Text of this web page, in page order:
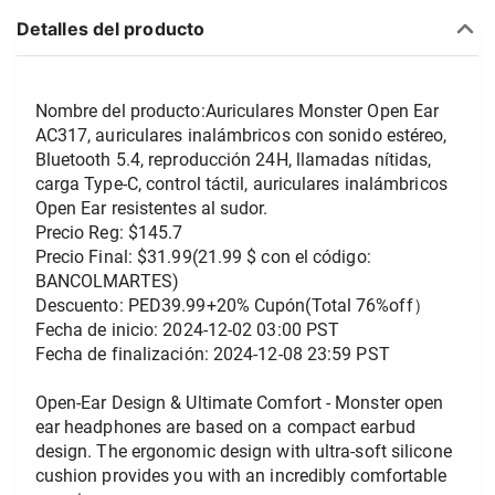
Detalles del producto
Nombre del producto:Auriculares Monster Open Ear
AC317, auriculares inalámbricos con sonido estéreo,
Bluetooth 5.4, reproducción 24H, llamadas nítidas,
carga Type-C, control táctil, auriculares inalámbricos
Open Ear resistentes al sudor.
Precio Reg: $145.7
Precio Final: $31.99(21.99 $ con el código:
BANCOLMARTES)
Descuento: PED39.99+20% Cupón(Total 76%off）
Fecha de inicio: 2024-12-02 03:00 PST
Fecha de finalización: 2024-12-08 23:59 PST
Open-Ear Design & Ultimate Comfort - Monster open
ear headphones are based on a compact earbud
design. The ergonomic design with ultra-soft silicone
cushion provides you with an incredibly comfortable